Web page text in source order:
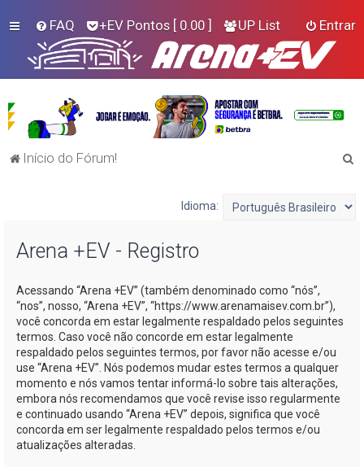
FAQ +EV Pontos [ 0.00 ] UP List Entrar
Início do Fórum!
Idioma:
Arena +EV - Registro
Acessando “Arena +EV” (também denominado como “nós”,
“nos”, nosso, “Arena +EV”, “https://www.arenamaisev.com.br”),
você concorda em estar legalmente respaldado pelos seguintes
termos. Caso você não concorde em estar legalmente
respaldado pelos seguintes termos, por favor não acesse e/ou
use “Arena +EV”. Nós podemos mudar estes termos a qualquer
momento e nós vamos tentar informá-lo sobre tais alterações,
embora nós recomendamos que você revise isso regularmente
e continuado usando “Arena +EV” depois, significa que você
concorda em ser legalmente respaldado pelos termos e/ou
atualizações alteradas.